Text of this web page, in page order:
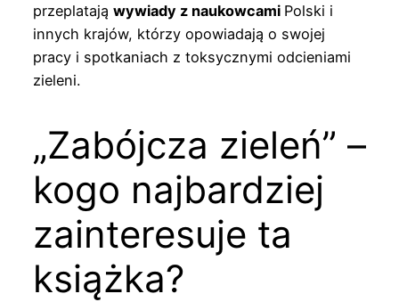
przeplatają wywiady z naukowcami Polski i
innych krajów, którzy opowiadają o swojej
pracy i spotkaniach z toksycznymi odcieniami
zieleni.
„Zabójcza zieleń” –
kogo najbardziej
zainteresuje ta
książka?